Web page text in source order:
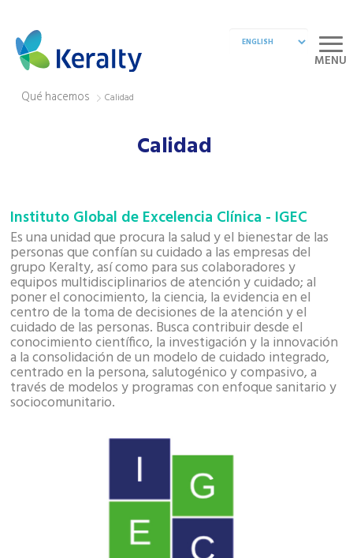
MENU
Qué hacemos
Calidad
Calidad
Instituto Global de Excelencia Clínica - IGEC
Es una unidad que procura la salud y el bienestar de las
personas que confían su cuidado a las empresas del
grupo Keralty, así como para sus colaboradores y
equipos multidisciplinarios de atención y cuidado; al
poner el conocimiento, la ciencia, la evidencia en el
centro de la toma de decisiones de la atención y el
cuidado de las personas. Busca contribuir desde el
conocimiento científico, la investigación y la innovación
a la consolidación de un modelo de cuidado integrado,
centrado en la persona, salutogénico y compasivo, a
través de modelos y programas con enfoque sanitario y
sociocomunitario.